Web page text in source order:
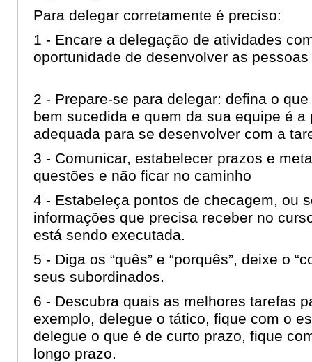
Para delegar corretamente é preciso:
1 - Encare a delegação de atividades
oportunidade de desenvolver as
2 - Prepare-se para delegar: defina o
bem sucedida e quem da sua equipe é a
adequada para se desenvolver com a
3 - Comunicar, estabelecer prazos e
questões e não ficar no caminho
4 - Estabeleça pontos de checagem, ou
informações que precisa receber no
está sendo executada.
5 - Diga os “quês” e “porquês”, deixe o
seus subordinados.
6 - Descubra quais as melhores tarefas
exemplo, delegue o tático, fique com o
delegue o que é de curto prazo, fique
longo prazo.